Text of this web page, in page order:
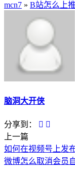
mcn7 » B站怎么上
脑洞大开侠
分享到：
上一篇
如何在视频号上发
微博怎么取消会员